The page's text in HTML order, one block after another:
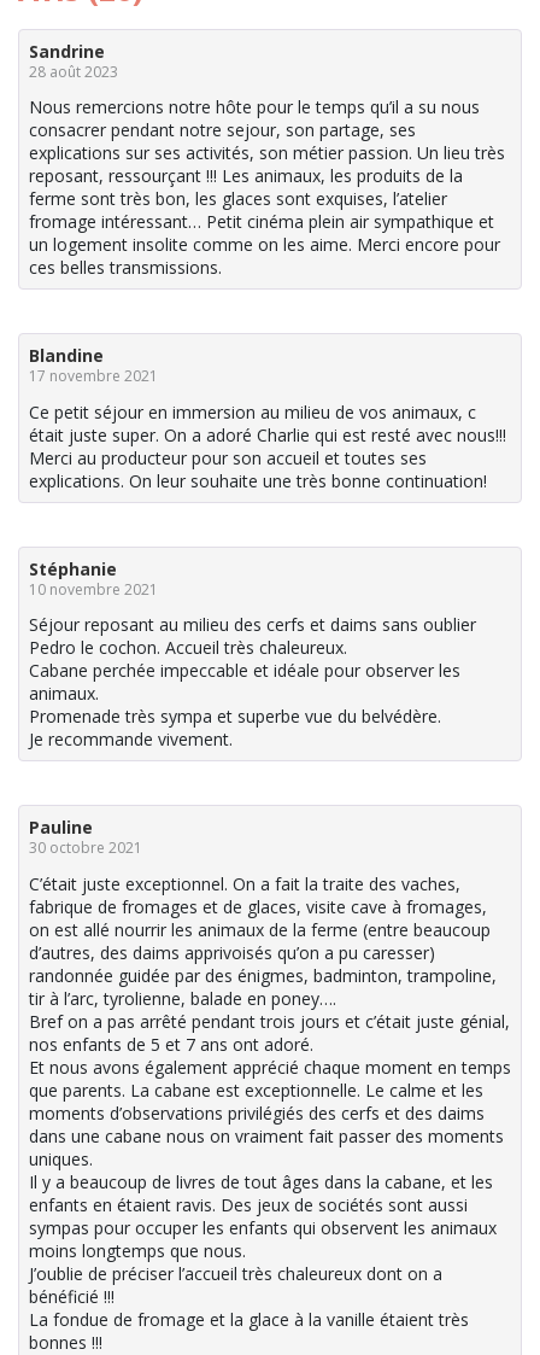
Sandrine
28 août 2023
Nous remercions notre hôte pour le temps qu’il a su nous
consacrer pendant notre sejour, son partage, ses
explications sur ses activités, son métier passion. Un lieu très
reposant, ressourçant !!! Les animaux, les produits de la
ferme sont très bon, les glaces sont exquises, l’atelier
fromage intéressant… Petit cinéma plein air sympathique et
un logement insolite comme on les aime. Merci encore pour
ces belles transmissions.
Blandine
17 novembre 2021
Ce petit séjour en immersion au milieu de vos animaux, c
était juste super. On a adoré Charlie qui est resté avec nous!!!
Merci au producteur pour son accueil et toutes ses
explications. On leur souhaite une très bonne continuation!
Stéphanie
10 novembre 2021
Séjour reposant au milieu des cerfs et daims sans oublier
Pedro le cochon. Accueil très chaleureux.
Cabane perchée impeccable et idéale pour observer les
animaux.
Promenade très sympa et superbe vue du belvédère.
Je recommande vivement.
Pauline
30 octobre 2021
C’était juste exceptionnel. On a fait la traite des vaches,
fabrique de fromages et de glaces, visite cave à fromages,
on est allé nourrir les animaux de la ferme (entre beaucoup
d’autres, des daims apprivoisés qu’on a pu caresser)
randonnée guidée par des énigmes, badminton, trampoline,
tir à l’arc, tyrolienne, balade en poney….
Bref on a pas arrêté pendant trois jours et c’était juste génial,
nos enfants de 5 et 7 ans ont adoré.
Et nous avons également apprécié chaque moment en temps
que parents. La cabane est exceptionnelle. Le calme et les
moments d’observations privilégiés des cerfs et des daims
dans une cabane nous on vraiment fait passer des moments
uniques.
Il y a beaucoup de livres de tout âges dans la cabane, et les
enfants en étaient ravis. Des jeux de sociétés sont aussi
sympas pour occuper les enfants qui observent les animaux
moins longtemps que nous.
J’oublie de préciser l’accueil très chaleureux dont on a
bénéficié !!!
La fondue de fromage et la glace à la vanille étaient très
bonnes !!!